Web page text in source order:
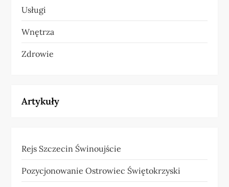
Usługi
Wnętrza
Zdrowie
Artykuły
Rejs Szczecin Świnoujście
Pozycjonowanie Ostrowiec Świętokrzyski